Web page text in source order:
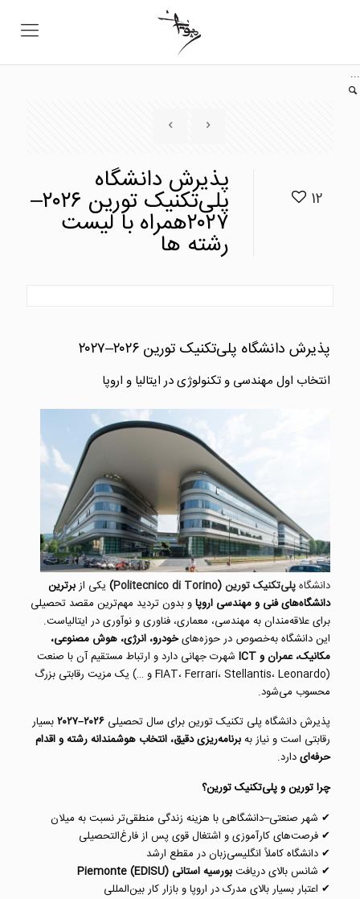
...
12
پذیرش دانشگاه
پلی‌تکنیک تورین ۲۰۲۶–
۲۰۲۷همراه با لیست
رشته ها
پذیرش دانشگاه پلی‌تکنیک تورین ۲۰۲۶–۲۰۲۷
انتخاب اول مهندسی و تکنولوژی در ایتالیا و اروپا
دانشگاهپلی‌تکنیک تورین(
Politecnico di Torino
)یکی ازبرترین
دانشگاه‌های فنی و مهندسی اروپاو بدون تردید مهم‌ترین مقصد تحصیلی
برای علاقه‌مندان به مهندسی، معماری، فناوری و نوآوری در ایتالیاست.
این دانشگاه به‌خصوص در حوزه‌هایخودرو، انرژی، هوش مصنوعی،
مکانیک، عمران و ICT
شهرت جهانی دارد و ارتباط مستقیم آن با صنعت
(FIAT، Ferrari، Stellantis، Leonardo و …) یک مزیت رقابتی بزرگ
محسوب می‌شود.
پذیرش دانشگاه پلی تکنیک تورین برای سال تحصیلی ۲۰۲۶–۲۰۲۷
بسیار
رقابتی است و نیاز بهبرنامه‌ریزی دقیق، انتخاب هوشمندانه رشته و اقدام
حرفه‌ایدارد.
چراتورینو پلی‌تکنیک تورین؟
✔ شهر صنعتی–دانشگاهی با هزینه زندگی منطقی‌تر نسبت به میلان
✔ فرصت‌های کارآموزی و اشتغال قوی پس از فارغ‌التحصیلی
✔ دانشگاه کاملاً انگلیسی‌زبان در مقطع ارشد
✔ شانس بالای دریافتبورسیه استانی Piemonte (EDISU)
✔ اعتبار بسیار بالای مدرک در اروپا و بازار کار بین‌المللی